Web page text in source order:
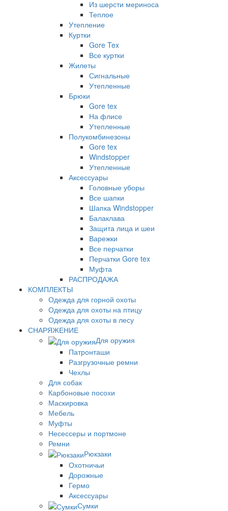
Из шерсти мериноса
Теплое
Утепление
Куртки
Gore Tex
Все куртки
Жилеты
Сигнальные
Утепленные
Брюки
Gore tex
На флисе
Утепленные
Полукомбинезоны
Gore tex
Windstopper
Утепленные
Аксессуары
Головные уборы
Все шапки
Шапка Windstopper
Балаклава
Защита лица и шеи
Варежки
Все перчатки
Перчатки Gore tex
Муфта
РАСПРОДАЖА
КОМПЛЕКТЫ
Одежда для горной охоты
Одежда для охоты на птицу
Одежда для охоты в лесу
СНАРЯЖЕНИЕ
Для оружия
Патронташи
Разгрузочные ремни
Чехлы
Для собак
Карбоновые посохи
Маскировка
Мебель
Муфты
Несессеры и портмоне
Ремни
Рюкзаки
Охотничьи
Дорожные
Гермо
Аксессуары
Сумки